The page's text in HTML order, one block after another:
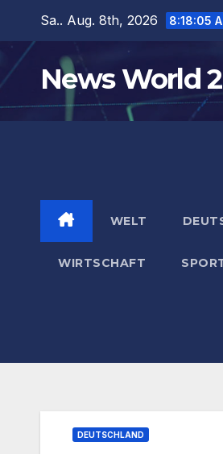
springen
Sa.. Aug. 8th, 2026 8:18:06
News World
WELT
WIRTSCHAFT
DEUTSCHLAND